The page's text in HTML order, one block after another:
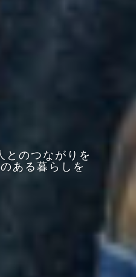
とのつながりを
ある暮らしを